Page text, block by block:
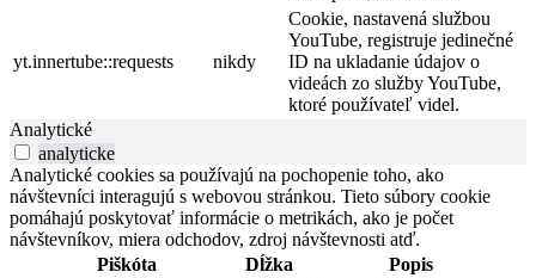
yt.innertube::requests nikdy
Cookie, nastavená službou
YouTube, registruje jedinečné
ID na ukladanie údajov o
videách zo služby YouTube,
ktoré používateľ videl.
Analytické
analyticke
Analytické cookies sa používajú na pochopenie toho, ako
návštevníci interagujú s webovou stránkou. Tieto súbory cookie
pomáhajú poskytovať informácie o metrikách, ako je počet
návštevníkov, miera odchodov, zdroj návštevnosti atď.
Piškóta
Dĺžka Popis